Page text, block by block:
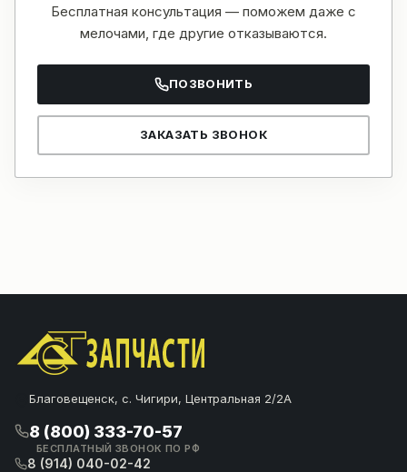
Бесплатная консультация — поможем даже с
мелочами, где другие отказываются.
ПОЗВОНИТЬ
ЗАКАЗАТЬ ЗВОНОК
Благовещенск, с. Чигири, Центральная 2/2А
8 (800) 333-70-57
БЕСПЛАТНЫЙ ЗВОНОК ПО РФ
8 (914) 040-02-42